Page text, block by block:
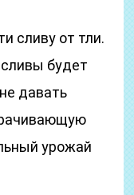
сливу от тли.
будет
давать
урожай